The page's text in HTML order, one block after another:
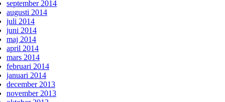
september 2014
augusti 2014
juli 2014
juni 2014
maj 2014
april 2014
mars 2014
februari 2014
januari 2014
december 2013
november 2013